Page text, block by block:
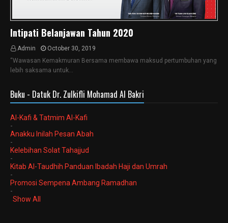
Intipati Belanjawan Tahun 2020
Admin
October 30, 2019
“Wawasan Kemakmuran Bersama membawa maksud pertumbuhan yang
lebih saksama untuk…
Buku - Datuk Dr. Zulkifli Mohamad Al Bakri
Al-Kafi & Tatmim Al-Kafi
-
Anakku Inilah Pesan Abah
-
Kelebihan Solat Tahajjud
-
Kitab Al-Taudhih Panduan Ibadah Haji dan Umrah
-
Promosi Sempena Ambang Ramadhan
-
Show All